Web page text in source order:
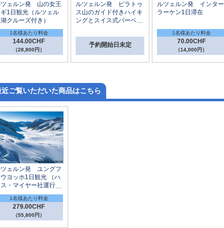
ェルン発 山の女王
1日観光（ルツェル
クルーズ付き）
1名様あたり料金
144.00CHF
（28,800円）
ルツェルン発 ピラトゥ
ス山のガイド付きハイキ
ングとスイス式バーベキ
予約開始日未定
ルツェルン発 インター
ラーケン1日滞在
1名様あたり料金
70.00CHF
（14,000円）
近ご覧いただいた商品はこちら
ェルン発 ユングフ
ヨッホ1日観光 （ハ
・マイヤー社運行）
1名様あたり料金
279.00CHF
（55,800円）